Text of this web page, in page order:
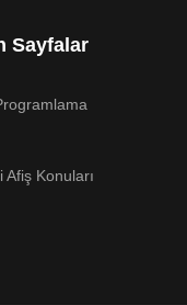
Sayfalar
Afiş Konuları